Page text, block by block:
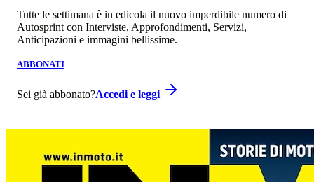
Tutte le settimana è in edicola il nuovo imperdibile numero di
Autosprint con Interviste, Approfondimenti, Servizi,
Anticipazioni e immagini bellissime.
ABBONATI
Sei già abbonato?Accedi e leggi